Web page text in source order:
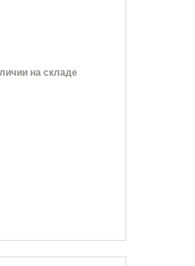
на складе